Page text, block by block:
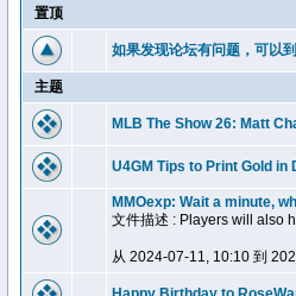
置顶
如果发现论坛有问题，可以
主题
MLB The Show 26: Matt
U4GM Tips to Print Gold in
MMOexp: Wait a minute,
文件描述 : Players will also
从 2024-07-11, 10:10 到